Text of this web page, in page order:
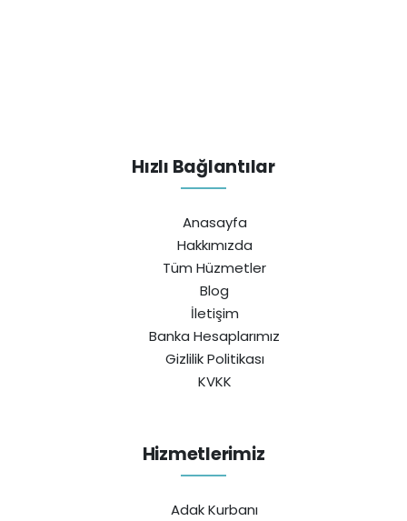
Hızlı Bağlantılar
Anasayfa
Hakkımızda
Tüm Hüzmetler
Blog
İletişim
Banka Hesaplarımız
Gizlilik Politikası
KVKK
Hizmetlerimiz
Adak Kurbanı